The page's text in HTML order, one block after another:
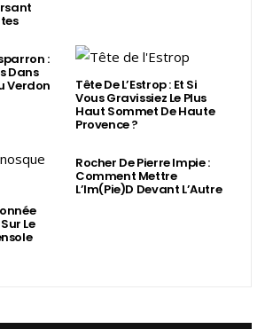
:
Dans
Verdon Tête De L’Estrop : Et Si
Vous Gravissiez Le Plus
Haut Sommet De Haute
Provence ?
Le
Rocher De Pierre Impie :
Comment Mettre
L’Im(Pie)d Devant L’Autre